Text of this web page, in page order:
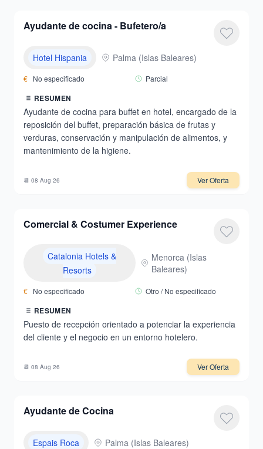
Ayudante de cocina - Bufetero/a
Hotel Hispania Palma (Islas Baleares)
€ No especificado Parcial
RESUMEN
Ayudante de cocina para buffet en hotel, encargado de la
reposición del buffet, preparación básica de frutas y
verduras, conservación y manipulación de alimentos, y
mantenimiento de la higiene.
📆 08 Aug 26 Ver Oferta
Comercial & Costumer Experience
Catalonia Hotels &
Resorts
Menorca (Islas
Baleares)
€ No especificado Otro / No especificado
RESUMEN
Puesto de recepción orientado a potenciar la experiencia
del cliente y el negocio en un entorno hotelero.
📆 08 Aug 26 Ver Oferta
Ayudante de Cocina
Espais Roca Palma (Islas Baleares)